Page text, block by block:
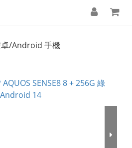
/Android 手機